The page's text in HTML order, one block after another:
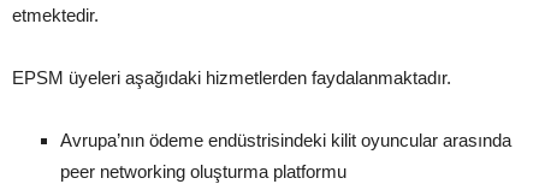
etmektedir.
EPSM üyeleri aşağıdaki hizmetlerden faydalanmaktadır.
Avrupa’nın ödeme endüstrisindeki kilit oyuncular arasında
peer networking oluşturma platformu